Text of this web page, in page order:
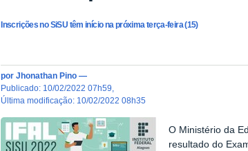
Inscrições no SiSU têm início na próxima terça-feira (15)
porJhonathan Pino —
publicado: 10/02/2022 07h59
última modificação: 10/02/2022 08h35
O Ministério da
resultado do